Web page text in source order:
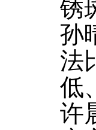
锈
孙
法
低
许